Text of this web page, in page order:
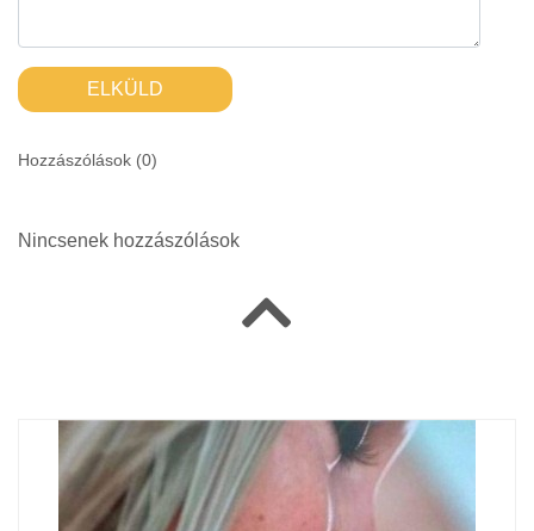
ELKÜLD
Hozzászólások (0)
Nincsenek hozzászólások